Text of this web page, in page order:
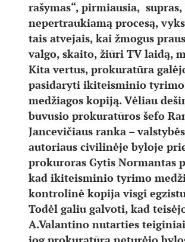
rašymas“, pirmiausia,
nepertraukiamą procesą,
tais atvejais, kai žmogus
valgo, skaito, žiūri TV laidą,
Kita vertus, prokuratūra
pasidaryti ikiteisminio tyrimo
medžiagos kopiją. Vėliau
buvusio prokuratūros šefo
Jancevičiaus ranka –
autoriaus civilinėje byloje
prokuroras Gytis Normantas
kad ikiteisminio tyrimo
kontrolinė kopija visgi
Todėl galiu galvoti, kad
A.Valantino nutarties